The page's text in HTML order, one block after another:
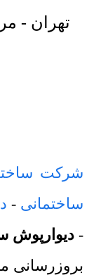
تهران -
شرکت
ساختمانی -
- دیوارپوش
بروزرسانی